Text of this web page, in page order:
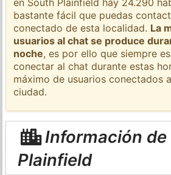
bastante fácil que puedas
conectado de esta localidad. La
usuarios al chat se produce
noche, es por ello que siempre
conectar al chat durante estas
máximo de usuarios conectados
ciudad.
Información de
Plainfield